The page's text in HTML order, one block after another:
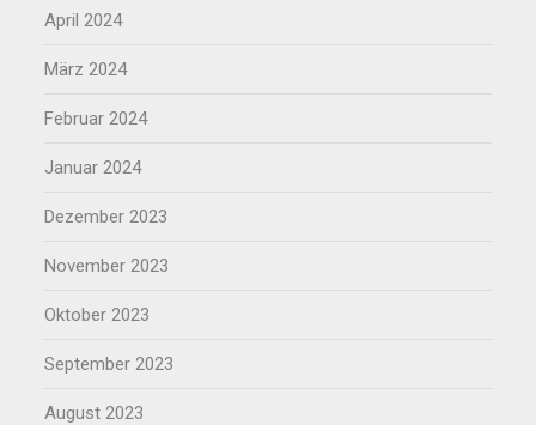
April 2024
März 2024
Februar 2024
Januar 2024
Dezember 2023
November 2023
Oktober 2023
September 2023
August 2023